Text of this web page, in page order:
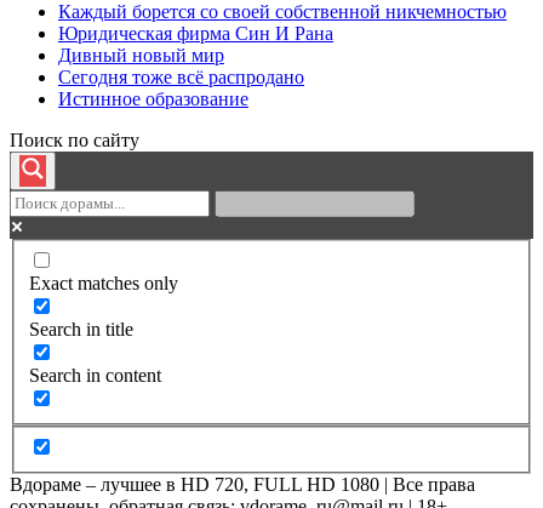
Каждый борется со своей собственной никчемностью
Юридическая фирма Син И Рана
Дивный новый мир
Сегодня тоже всё распродано
Истинное образование
Поиск по сайту
Exact matches only
Search in title
Search in content
Вдораме – лучшее в HD 720, FULL HD 1080 | Все права